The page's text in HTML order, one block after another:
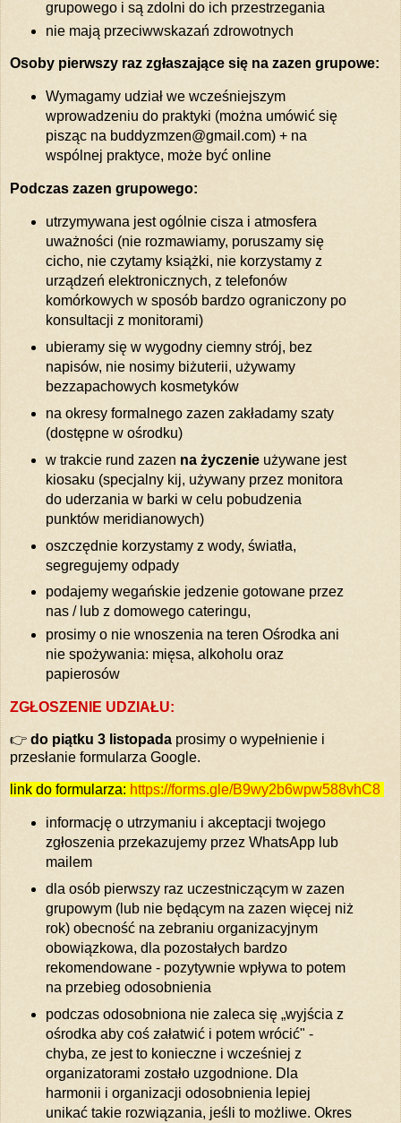
grupowego i są zdolni do ich przestrzegania
nie mają przeciwwskazań zdrowotnych
Osoby pierwszy raz zgłaszające się na zazen grupowe:
Wymagamy udział we wcześniejszym
wprowadzeniu do praktyki (można umówić się
pisząc na buddyzmzen@gmail.com) + na
wspólnej praktyce, może być online
Podczas zazen grupowego:
utrzymywana jest ogólnie cisza i atmosfera
uważności (nie rozmawiamy, poruszamy się
cicho, nie czytamy książki, nie korzystamy z
urządzeń elektronicznych, z telefonów
komórkowych w sposób bardzo ograniczony po
konsultacji z monitorami)
ubieramy się w wygodny ciemny strój, bez
napisów, nie nosimy biżuterii, używamy
bezzapachowych kosmetyków
na okresy formalnego zazen zakładamy szaty
(dostępne w ośrodku)
w trakcie rund zazen na życzenieużywane jest
kiosaku (specjalny kij, używany przez monitora
do uderzania w barki w celu pobudzenia
punktów meridianowych)
oszczędnie korzystamy z wody, światła,
segregujemy odpady
podajemy wegańskie jedzenie gotowane przez
nas / lub z domowego cateringu,
prosimy o nie wnoszenia na teren Ośrodka ani
nie spożywania: mięsa, alkoholu oraz
papierosów
ZGŁOSZENIE UDZIAŁU:
👉 do piątku 3 listopada prosimy o wypełnienie i
przesłanie formularza Google.
link do formularza: https://forms.gle/B9wy2b6wpw588vhC8
informację o utrzymaniu i akceptacji twojego
zgłoszenia przekazujemy przez WhatsApp lub
mailem
dla osób pierwszy raz uczestniczącym w zazen
grupowym (lub nie będącym na zazen więcej niż
rok) obecność na zebraniu organizacyjnym
obowiązkowa, dla pozostałych bardzo
rekomendowane - pozytywnie wpływa to potem
na przebieg odosobnienia
podczas odosobniona nie zaleca się „wyjścia z
ośrodka aby coś załatwić i potem wrócić" -
chyba, ze jest to konieczne i wcześniej z
organizatorami zostało uzgodnione. Dla
harmonii i organizacji odosobnienia lepiej
unikać takie rozwiązania, jeśli to możliwe. Okres